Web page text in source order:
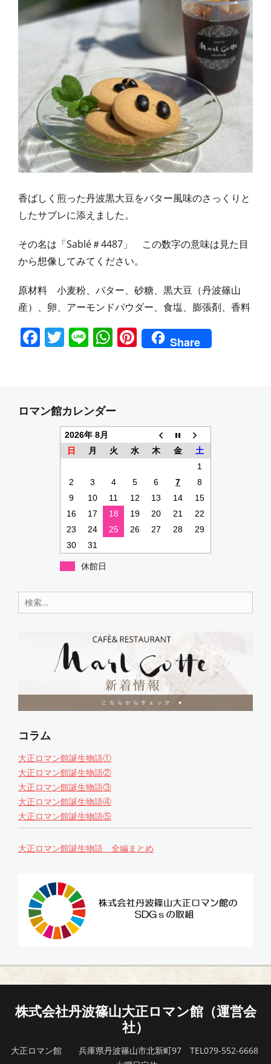
香ばしく煎った丹波黒大豆をバター風味のさっくりと
したサブレに添えました。
その名は「Sablé＃4487」 この数字の意味は見た目
から想像してみてください。
原材料 小麦粉、バター、砂糖、黒大豆（丹波篠山
産）、卵、アーモンドパウダー、食塩、膨張剤、香料
F
b
T Li W
A
p
p
Pi
nt
Share
ロマン館カレンダー
2026年 8月
日
月 火 水 木 金
土
1
2
3 4 5 6 7
8
9
10 11 12 13 14
15
16
17 18 19 20 21
22
23
24 25 26 27 28
29
30
31
休館日
検
索:
コラム
大正ロマン館誕生物語①
大正ロマン館誕生物語②
大正ロマン館誕生物語③
大正ロマン館誕生物語④
大正ロマン館誕生物語⑤
大正ロマン館誕生物語 全編まとめ
株式会社丹波篠山大正ロマン館（運営会
社）
大正ロマン館 兵庫県丹波篠山市北新町97 TEL079-552-6668